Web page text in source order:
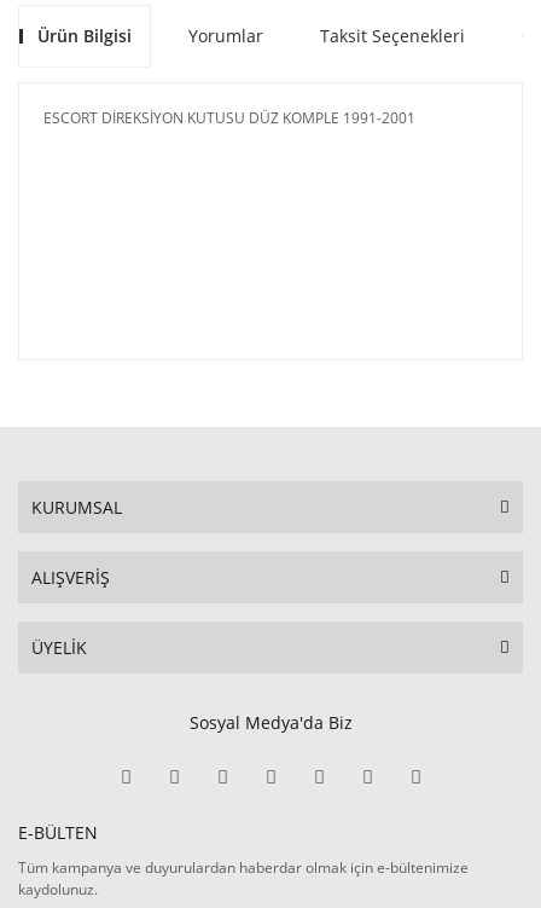
Ürün Bilgisi Yorumlar Taksit Seçenekleri
ESCORT DİREKSİYON KUTUSU DÜZ KOMPLE 1991-2001
KURUMSAL
ALIŞVERİŞ
ÜYELİK
Sosyal Medya'da Biz
E-BÜLTEN
Tüm kampanya ve duyurulardan haberdar olmak için e-bültenimize
kaydolunuz.